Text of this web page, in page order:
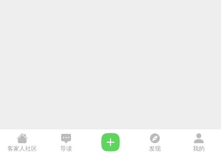
客家人社区 导读 发现 我的